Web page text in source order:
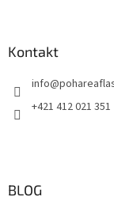
Kontakt
info@
+421 412 021 351
BLOG